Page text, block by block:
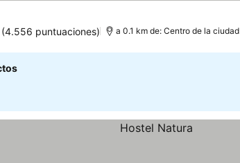
(4.556 puntuaciones) a 0.1 km de: Centro de la ciudad